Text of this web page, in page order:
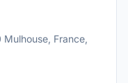
France,